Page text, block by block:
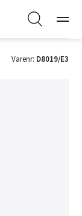
Varenr: D8019/E3